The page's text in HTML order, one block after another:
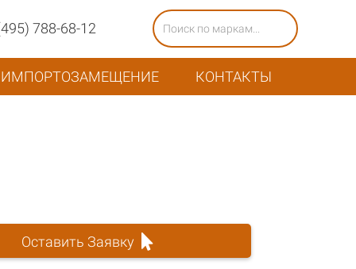
788-68-12
ИМПОРТОЗАМЕЩЕНИЕ КОНТАКТЫ
Оставить Заявку